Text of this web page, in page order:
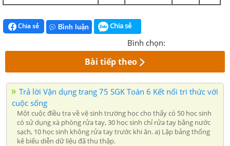
Chia sẻ Bình luận Chia sẻ
Bình chọn:
Bài tiếp theo
Trả lời Vận dụng trang 75 SGK Toán 6 Kết nối tri thức với
cuộc sống
Một cuộc điều tra về vệ sinh trường học cho thấy có 50 học sinh
có sử dụng xà phòng rửa tay, 30 học sinh chỉ rửa tay bằng nước
sạch, 10 học sinh không rửa tay trước khi ăn. a) Lập bảng thống
kê biểu diễn dữ liệu đã thu thập.